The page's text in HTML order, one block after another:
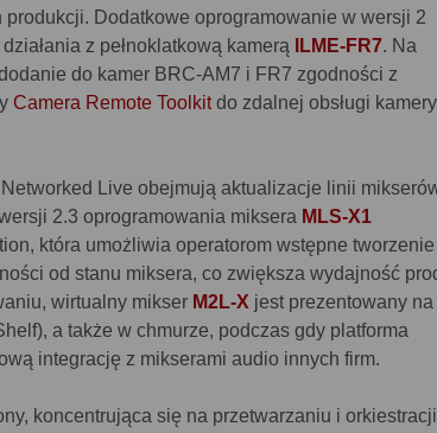
Dodatkowe oprogramowanie w wersji 2
z pełnoklatkową kamerą
ILME-FR7. Na
do kamer BRC-AM7 i FR7 zgodności z
Camera Remote Toolkitdo zdalnej obsługi
Live obejmują aktualizacje linii
2.3 oprogramowania miksera MLS-X1
która umożliwia operatorom wstępne
od stanu miksera, co zwiększa wydajność
wirtualny mikser M2L-X jest prezentowany na
a także w chmurze, podczas gdy platforma
integrację z mikserami audio innych firm.
koncentrująca się na przetwarzaniu i orkiestracji